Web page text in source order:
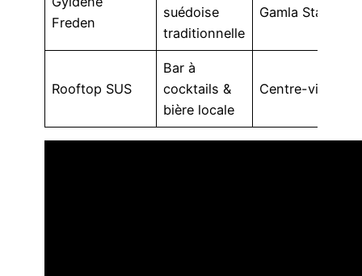
Freden
suédoise
traditionnelle
Gamla Stan
Rooftop SUS
Bar à
cocktails &
bière locale
Centre-ville